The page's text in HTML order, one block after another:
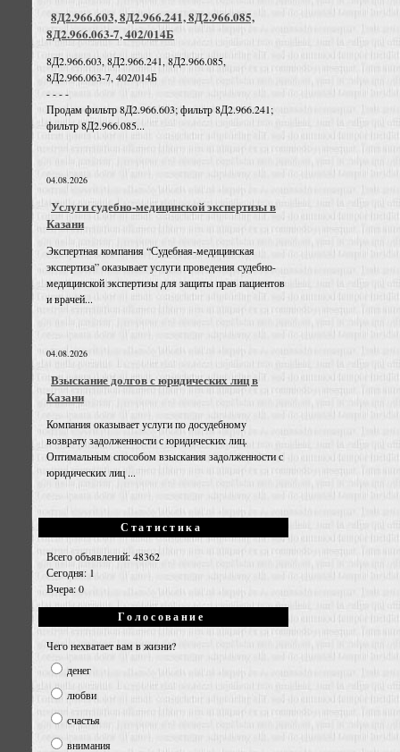
8Д2.966.603, 8Д2.966.241, 8Д2.966.085,
8Д2.966.063-7, 402/014Б
8Д2.966.603, 8Д2.966.241, 8Д2.966.085,
8Д2.966.063-7, 402/014Б
- - - -
Продам фильтр 8Д2.966.603; фильтр 8Д2.966.241;
фильтр 8Д2.966.085...
04.08.2026
Услуги судебно-медицинской экспертизы в
Казани
Экспертная компания “Судебная-медицинская
экспертиза” оказывает услуги проведения судебно-
медицинской экспертизы для защиты прав пациентов
и врачей...
04.08.2026
Взыскание долгов с юридических лиц в
Казани
Компания оказывает услуги по досудебному
возврату задолженности с юридических лиц.
Оптимальным способом взыскания задолженности с
юридических лиц ...
Статистика
Всего объявлений: 48362
Сегодня: 1
Вчера: 0
Голосование
Чего нехватает вам в жизни?
денег
любви
счастья
внимания